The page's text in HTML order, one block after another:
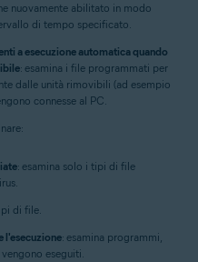
nuovamente abilitato in modo
di tempo specificato.
a esecuzione automatica quando
: esamina i file programmati per
dalle unità rimovibili (ad esempio
connesse al PC.
: esamina solo i tipi di file
di file.
l'esecuzione: esamina programmi,
eseguiti.